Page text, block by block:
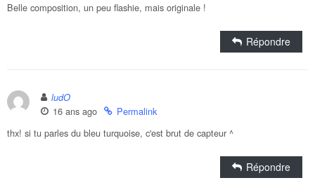
Belle composition, un peu flashie, mais originale !
Répondre
ludO
16 ans ago
Permalink
thx! si tu parles du bleu turquoise, c'est brut de capteur ^
Répondre